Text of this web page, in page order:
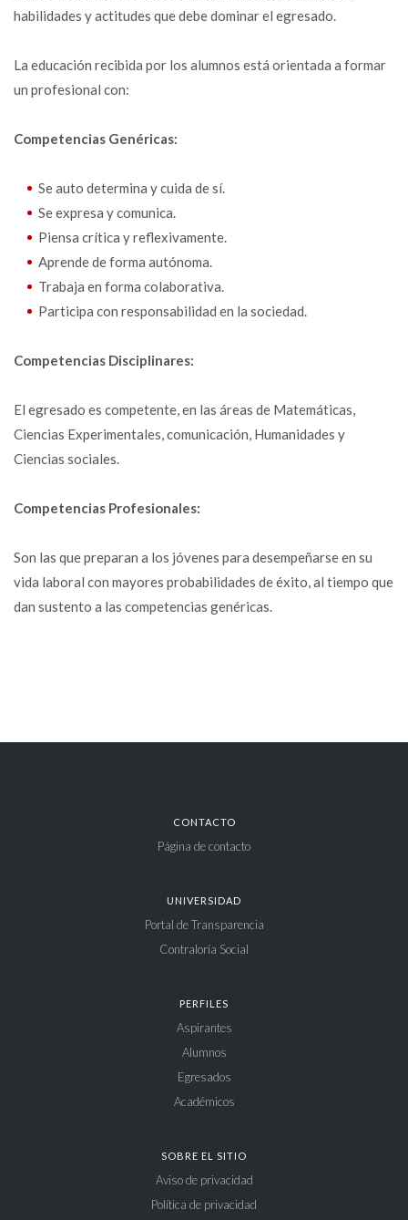
habilidades y actitudes que debe dominar el egresado.
La educación recibida por los alumnos está orientada a formar
un profesional con:
Competencias Genéricas:
Se auto determina y cuida de sí.
Se expresa y comunica.
Piensa crítica y reflexivamente.
Aprende de forma autónoma.
Trabaja en forma colaborativa.
Participa con responsabilidad en la sociedad.
Competencias Disciplinares:
El egresado es competente, en las áreas de Matemáticas,
Ciencias Experimentales, comunicación, Humanidades y
Ciencias sociales.
Competencias Profesionales:
Son las que preparan a los jóvenes para desempeñarse en su
vida laboral con mayores probabilidades de éxito, al tiempo que
dan sustento a las competencias genéricas.
CONTACTO
Página de contacto
UNIVERSIDAD
Portal de Transparencia
Contraloría Social
PERFILES
Aspirantes
Alumnos
Egresados
Académicos
SOBRE EL SITIO
Aviso de privacidad
Política de privacidad